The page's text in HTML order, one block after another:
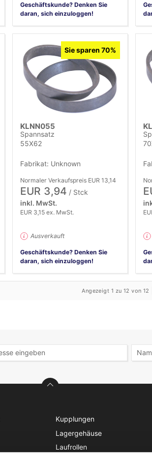
Geschäftskunde? Denken Sie
daran, sich einzuloggen!
Sie sparen 70%
KLNN055
Spannsatz
55X62
Fabrikat: Unknown
Normaler Verkaufspreis EUR 13,14
EUR 3,94 / Stck
inkl. MwSt.
EUR 3,15 ex. MwSt.
Ausverkauft
Geschäftskunde? Denken Sie
daran, sich einzuloggen!
Angezeigt 1 zu 12 von 12
Kupplungen
Lagergehäuse
Laufrollen